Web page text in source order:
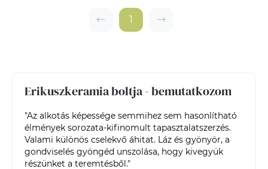
Erikuszkeramia boltja - bemutatkozom
"Az alkotás képessége semmihez sem hasonlítható
élmények sorozata-kifinomult tapasztalatszerzés.
Valami különös cselekvő áhitat. Láz és gyönyör, a
gondviselés gyöngéd unszolása, hogy kivegyük
1